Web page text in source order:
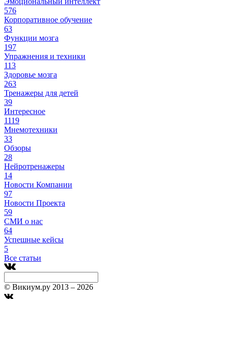
576
Корпоративное обучение
63
Функции мозга
197
Упражнения и техники
113
Здоровье мозга
263
Тренажеры для детей
39
Интересное
1119
Мнемотехники
33
Обзоры
28
Нейротренажеры
14
Новости Компании
97
Новости Проекта
59
СМИ о нас
64
Успешные кейсы
5
Все статьи
© Викиум.ру 2013 – 2026